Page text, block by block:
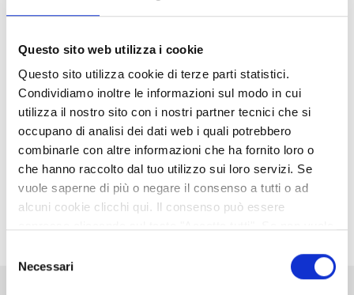
Questo sito web utilizza i cookie
Questo sito utilizza cookie di terze parti statistici.
Condividiamo inoltre le informazioni sul modo in cui
utilizza il nostro sito con i nostri partner tecnici che si
occupano di analisi dei dati web i quali potrebbero
combinarle con altre informazioni che ha fornito loro o
che hanno raccolto dal tuo utilizzo sui loro servizi. Se
vuole saperne di più o negare il consenso a tutti o ad
alcuni cookie clicchi qui. Il consenso può essere
tasto "Rifiuta".
delNecessari
Allegati
Il progetto ALMUD
La scheda di sintesi con i dettagli e gli obiettivi del
Il manuale di formazione
Il manuale di formazione sui gemellaggi redatto nelle 3
lingue dei paesi partecipanti al progetto ALMUD.